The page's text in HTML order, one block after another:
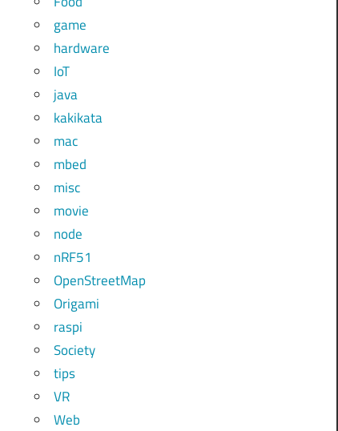
game
hardware
IoT
java
kakikata
mac
mbed
misc
movie
node
nRF51
OpenStreetMap
Origami
raspi
Society
tips
VR
Web